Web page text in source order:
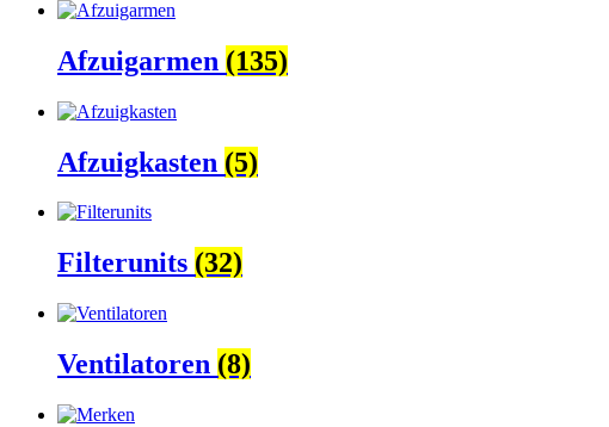
Afzuigarmen (135)
Afzuigkasten (5)
Filterunits (32)
Ventilatoren (8)